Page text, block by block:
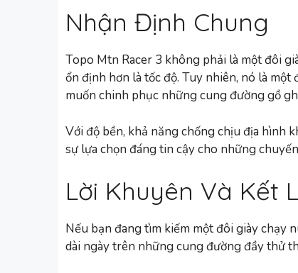
Nhận Định Chung
Topo Mtn Racer 3 không phải là một đôi
ổn định hơn là tốc độ. Tuy nhiên, nó là
muốn chinh phục những cung đường gồ
Với độ bền, khả năng chống chịu địa hình
sự lựa chọn đáng tin cậy cho những
Lời Khuyên Và Kết
Nếu bạn đang tìm kiếm một đôi giày chạy
dài ngày trên những cung đường đầy thử